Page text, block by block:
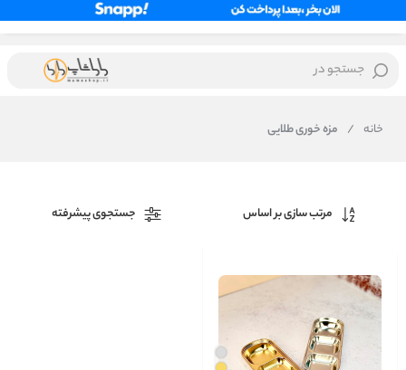
جستجو در
خانه / مزه خوری طلایی
مرتب سازی بر اساس جستجوی پیشرفته